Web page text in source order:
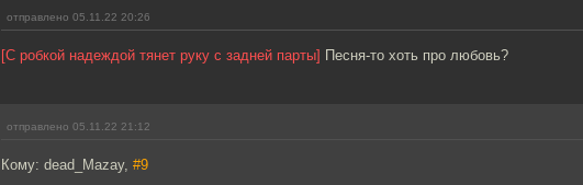
отправлено 05.11.22 20:26
[С робкой надеждой тянет руку с задней парты] Песня-то хоть про любовь?
отправлено 05.11.22 21:12
Кому: dead_Mazay, #9